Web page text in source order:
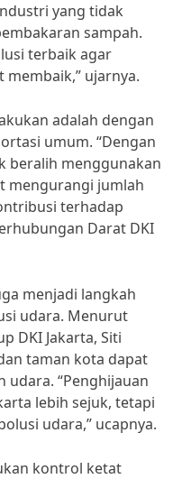
yang tidak
sampah.
terbaik agar
membaik,” ujarnya.
adalah dengan
umum. “Dengan
beralih menggunakan
mengurangi jumlah
terhadap
Darat DKI
menjadi langkah
udara. Menurut
DKI Jakarta, Siti
taman kota dapat
“Penghijauan
lebih sejuk, tetapi
udara,” ucapnya.
kontrol ketat